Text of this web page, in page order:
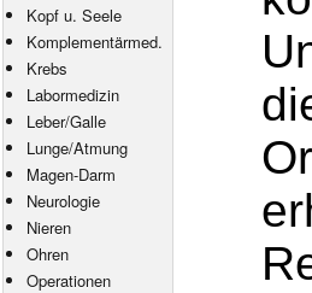
Kopf u. Seele
Komplementärmed.
Krebs
Labormedizin
Leber/Galle
Lunge/Atmung
Magen-Darm
Neurologie
Nieren
Ohren
Operationen